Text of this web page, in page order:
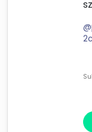
2cm } p {